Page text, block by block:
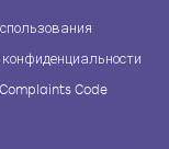
Code